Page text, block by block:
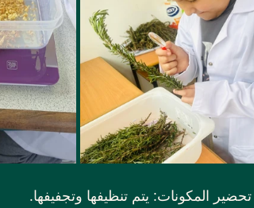
تحضير المكونات: يتم تنظيفها وتجفيفها.